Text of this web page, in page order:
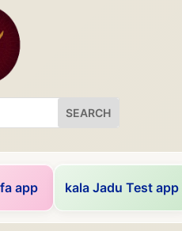
app kala Jadu Test app